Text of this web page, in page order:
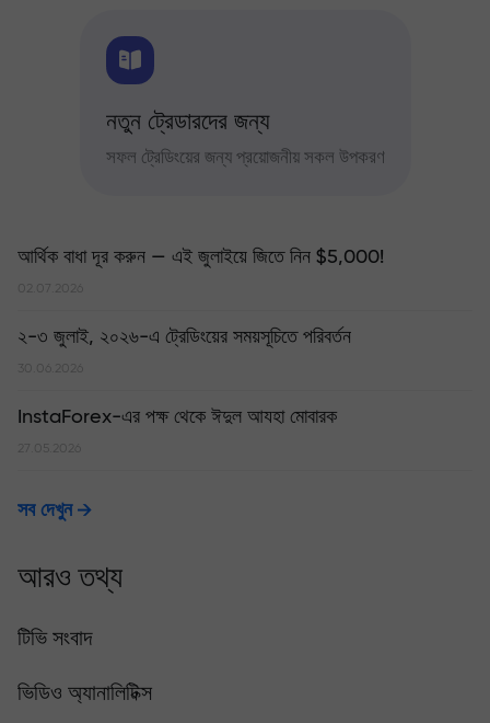
নতুন ট্রেডারদের জন্য
সফল ট্রেডিংয়ের জন্য প্রয়োজনীয় সকল উপকরণ
আর্থিক বাধা দূর করুন — এই জুলাইয়ে জিতে নিন $5,000!
02.07.2026
২-৩ জুলাই, ২০২৬-এ ট্রেডিংয়ের সময়সূচিতে পরিবর্তন
30.06.2026
InstaForex-এর পক্ষ থেকে ঈদুল আযহা মোবারক
27.05.2026
সব দেখুন
আরও তথ্য
টিভি সংবাদ
ভিডিও অ্যানালিটিক্স